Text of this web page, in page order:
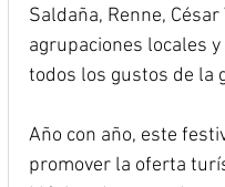
Saldaña, Renne,
agrupaciones locales
todos los gustos de la
Año con año, este
promover la oferta